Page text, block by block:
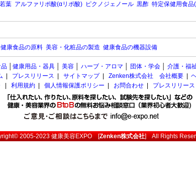
葉 アルファリポ酸(αリポ酸) ピクノジェノール 黒酢 特定保健用食品
健康食品の原料 美容・化粧品の製造 健康食品の機器設備
品 健康用品・器具 美容 ハーブ・アロマ 団体・学会 介護・福
プレスリリース サイトマップ| Zenken株式会社 会社概要
利用規約 個人情報保護ポリシー お問合わせ プレスリリー
2005-2023健康美容EXPO[Zenken株式会社] All Rights